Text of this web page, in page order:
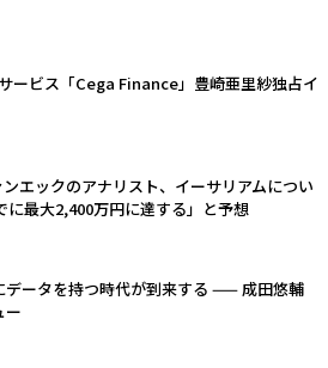
ービス「Cega Finance」豊崎亜里紗独占イ
ンエックのアナリスト、イーサリアムについ
に最大2,400万円に達する」と予想
データを持つ時代が到来する —— 成田悠輔
ー